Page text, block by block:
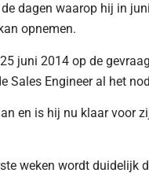
dagen waarop hij in
opnemen.
juni 2014 op de
Sales Engineer al het
en is hij nu klaar voor
weken wordt duidelijk